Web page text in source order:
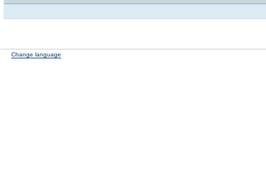
Change language